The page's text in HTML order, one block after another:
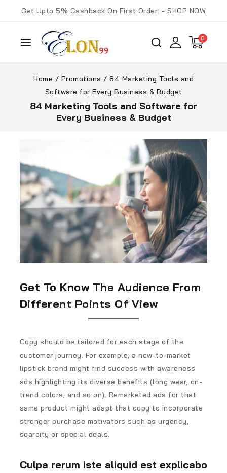
Get Upto 5% Cashback On First Order: -SHOP NOW
0
Home / Promotions / 84 Marketing Tools and
Software for Every Business & Budget
84 Marketing Tools and Software for
Every Business & Budget
Get To Know The Audience From
Different Points Of View
Copy should be tailored for each stage of the
customer journey. For example, a new-to-market
lipstick brand might find success with awareness
ads highlighting its diverse benefits (long wear, on-
trend colors, and so on). Remarketed ads for that
same product might adapt that copy to incorporate
stronger purchase motivators such as urgency,
scarcity or special deals.
Culpa rerum iste aliquid est explicabo